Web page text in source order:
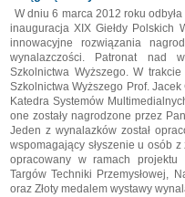
W dniu 6 marca 2012 roku
inauguracja XIX Giełdy Polskich
innowacyjne rozwiązania
wynalazczości. Patronat nad
Szkolnictwa Wyższego. W
Szkolnictwa Wyższego Prof.
Katedra Systemów
one zostały nagrodzone przez
Jeden z wynalazków został
wspomagający słyszenie u osób
opracowany w ramach projektu
Targów Techniki Przemysłowej,
oraz Złoty medalem wystawy